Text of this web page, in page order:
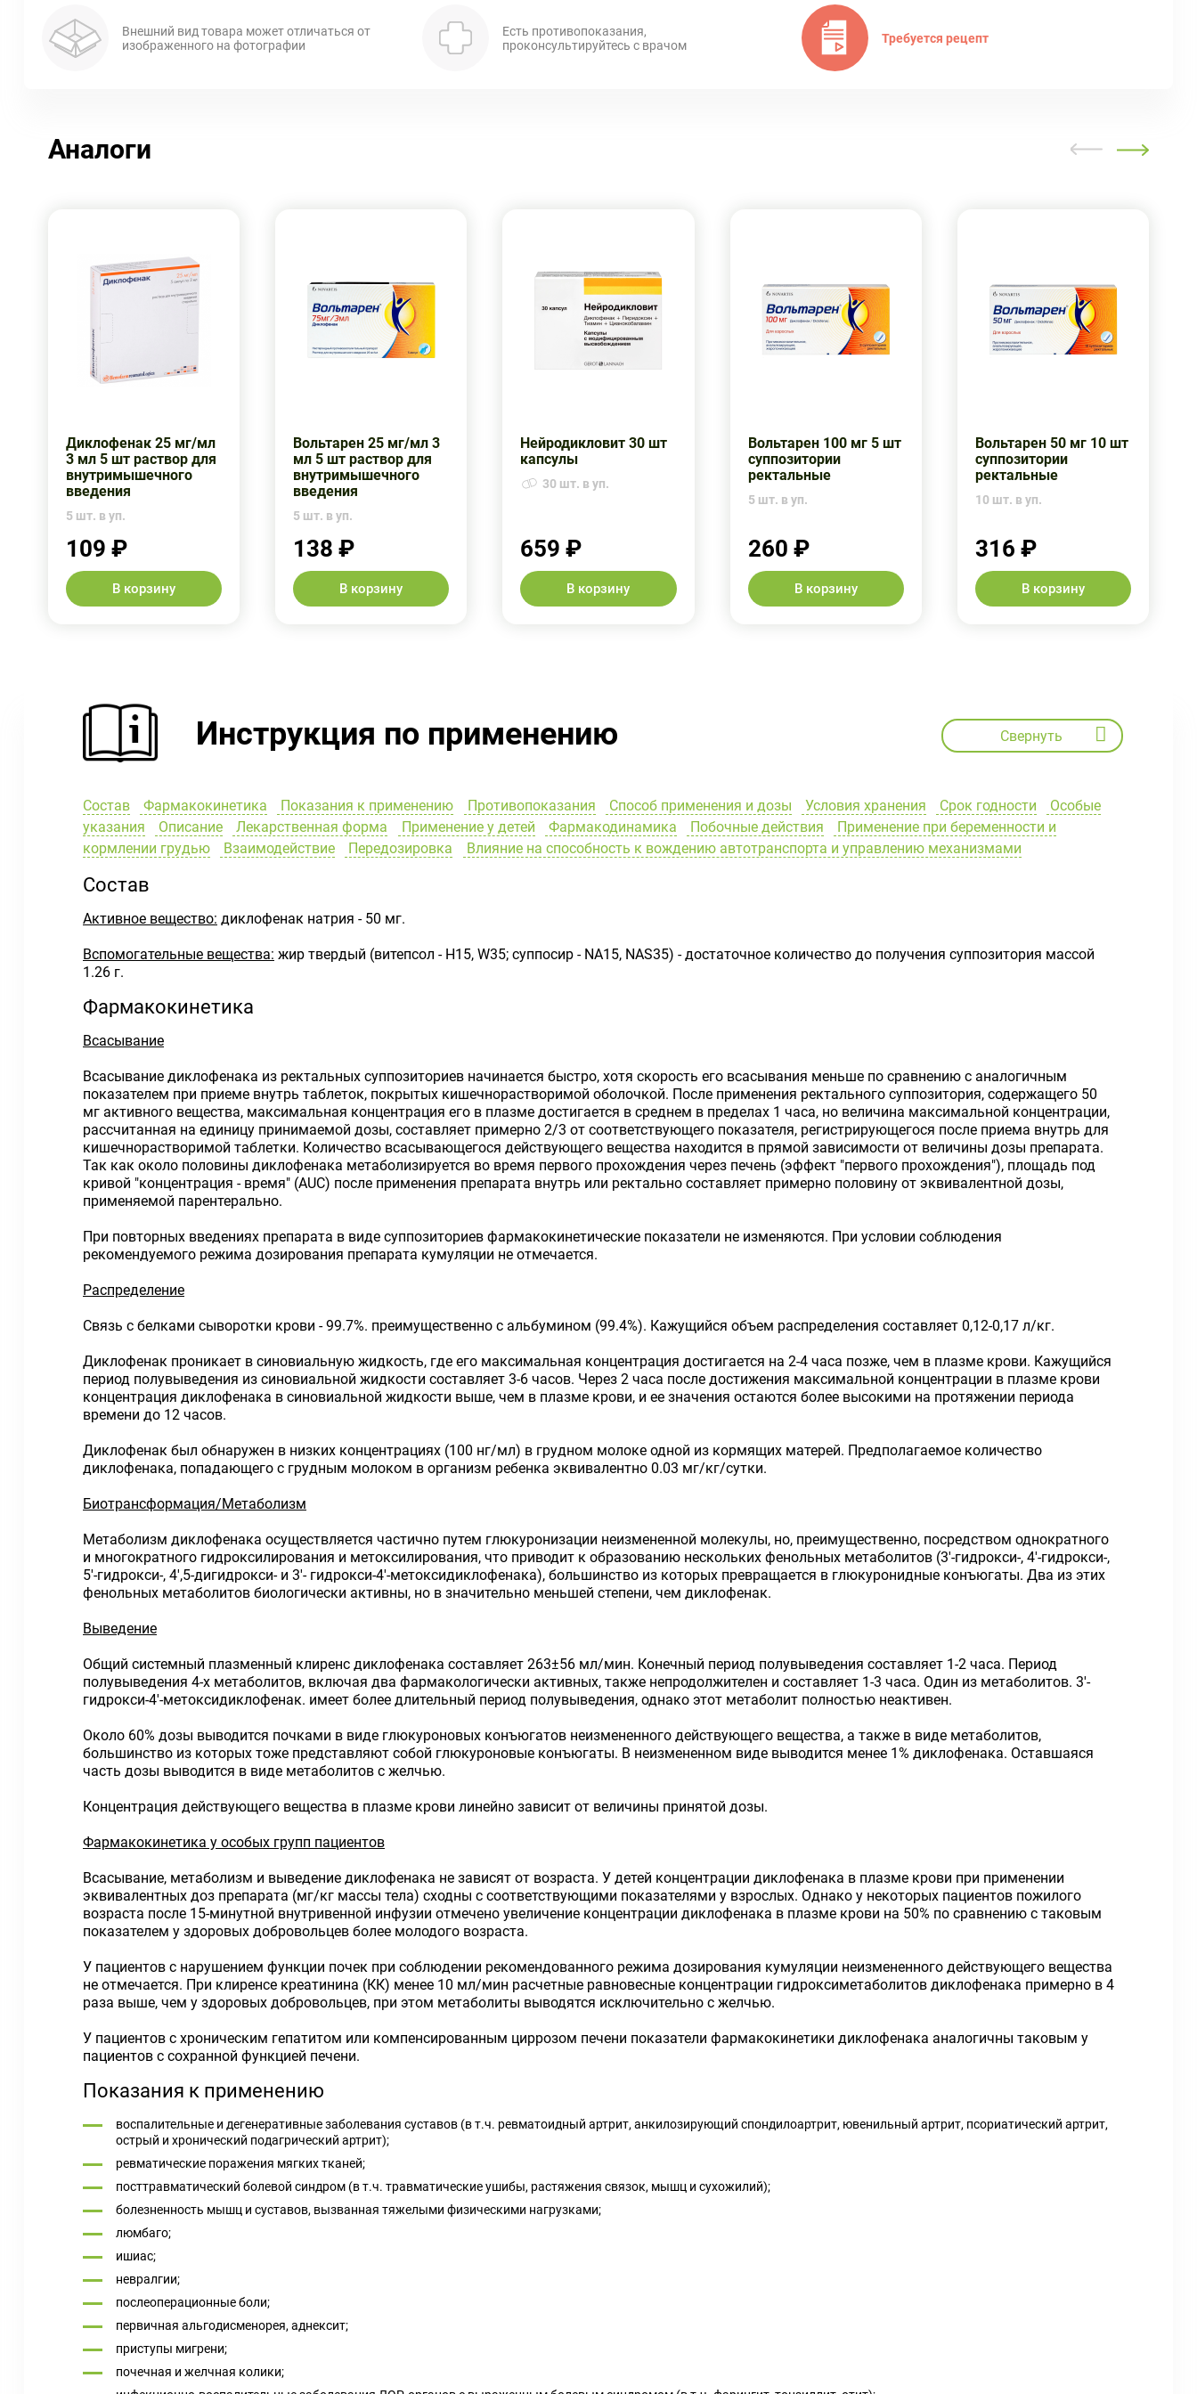
Внешний вид товара может отличаться от
изображенного на фотографии
Есть противопоказания,
проконсультируйтесь с врачом
Требуется рецепт
Аналоги
Диклофенак 25 мг/мл
3 мл 5 шт раствор для
внутримышечного
введения
5 шт. в уп.
109 ₽
В корзину
Вольтарен 25 мг/мл 3
мл 5 шт раствор для
внутримышечного
введения
5 шт. в уп.
138 ₽
В корзину
Нейродикловит 30 шт
капсулы
30 шт. в уп.
659 ₽
В корзину
Вольтарен 100 мг 5 шт
суппозитории
ректальные
5 шт. в уп.
260 ₽
В корзину
Вольтарен 50 мг 10 шт
суппозитории
ректальные
10 шт. в уп.
316 ₽
В корзину
Инструкция по применению Свернуть
Состав Фармакокинетика Показания к применению Противопоказания Способ применения и дозы Условия хранения Срок годности
Особые
указания
Описание Лекарственная форма Применение у детей Фармакодинамика Побочные действия
Применение при беременности и
кормлении грудью
Взаимодействие Передозировка Влияние на способность к вождению автотранспорта и управлению механизмами
Состав
Активное вещество: диклофенак натрия - 50 мг.
Вспомогательные вещества: жир твердый (витепсол - H15, W35; суппосир - NA15, NAS35) - достаточное количество до получения суппозитория массой
1.26 г.
Фармакокинетика
Всасывание
Всасывание диклофенака из ректальных суппозиториев начинается быстро, хотя скорость его всасывания меньше по сравнению с аналогичным
показателем при приеме внутрь таблеток, покрытых кишечнорастворимой оболочкой. После применения ректального суппозитория, содержащего 50
мг активного вещества, максимальная концентрация его в плазме достигается в среднем в пределах 1 часа, но величина максимальной концентрации,
рассчитанная на единицу принимаемой дозы, составляет примерно 2/3 от соответствующего показателя, регистрирующегося после приема внутрь для
кишечнорастворимой таблетки. Количество всасывающегося действующего вещества находится в прямой зависимости от величины дозы препарата.
Так как около половины диклофенака метаболизируется во время первого прохождения через печень (эффект "первого прохождения"), площадь под
кривой "концентрация - время" (AUC) после применения препарата внутрь или ректально составляет примерно половину от эквивалентной дозы,
применяемой парентерально.
При повторных введениях препарата в виде суппозиториев фармакокинетические показатели не изменяются. При условии соблюдения
рекомендуемого режима дозирования препарата кумуляции не отмечается.
Распределение
Связь с белками сыворотки крови - 99.7%. преимущественно с альбумином (99.4%). Кажущийся объем распределения составляет 0,12-0,17 л/кг.
Диклофенак проникает в синовиальную жидкость, где его максимальная концентрация достигается на 2-4 часа позже, чем в плазме крови. Кажущийся
период полувыведения из синовиальной жидкости составляет 3-6 часов. Через 2 часа после достижения максимальной концентрации в плазме крови
концентрация диклофенака в синовиальной жидкости выше, чем в плазме крови, и ее значения остаются более высокими на протяжении периода
времени до 12 часов.
Диклофенак был обнаружен в низких концентрациях (100 нг/мл) в грудном молоке одной из кормящих матерей. Предполагаемое количество
диклофенака, попадающего с грудным молоком в организм ребенка эквивалентно 0.03 мг/кг/сутки.
Биотрансформация/Метаболизм
Метаболизм диклофенака осуществляется частично путем глюкуронизации неизмененной молекулы, но, преимущественно, посредством однократного
и многократного гидроксилирования и метоксилирования, что приводит к образованию нескольких фенольных метаболитов (3'-гидрокси-, 4'-гидрокси-,
5'-гидрокси-, 4',5-дигидрокси- и 3'- гидрокси-4'-метоксидиклофенака), большинство из которых превращается в глюкуронидные конъюгаты. Два из этих
фенольных метаболитов биологически активны, но в значительно меньшей степени, чем диклофенак.
Выведение
Общий системный плазменный клиренс диклофенака составляет 263±56 мл/мин. Конечный период полувыведения составляет 1-2 часа. Период
полувыведения 4-х метаболитов, включая два фармакологически активных, также непродолжителен и составляет 1-3 часа. Один из метаболитов. 3'-
гидрокси-4'-метоксидиклофенак. имеет более длительный период полувыведения, однако этот метаболит полностью неактивен.
Около 60% дозы выводится почками в виде глюкуроновых конъюгатов неизмененного действующего вещества, а также в виде метаболитов,
большинство из которых тоже представляют собой глюкуроновые конъюгаты. В неизмененном виде выводится менее 1% диклофенака. Оставшаяся
часть дозы выводится в виде метаболитов с желчью.
Концентрация действующего вещества в плазме крови линейно зависит от величины принятой дозы.
Фармакокинетика у особых групп пациентов
Всасывание, метаболизм и выведение диклофенака не зависят от возраста. У детей концентрации диклофенака в плазме крови при применении
эквивалентных доз препарата (мг/кг массы тела) сходны с соответствующими показателями у взрослых. Однако у некоторых пациентов пожилого
возраста после 15-минутной внутривенной инфузии отмечено увеличение концентрации диклофенака в плазме крови на 50% по сравнению с таковым
показателем у здоровых добровольцев более молодого возраста.
У пациентов с нарушением функции почек при соблюдении рекомендованного режима дозирования кумуляции неизмененного действующего вещества
не отмечается. При клиренсе креатинина (КК) менее 10 мл/мин расчетные равновесные концентрации гидроксиметаболитов диклофенака примерно в 4
раза выше, чем у здоровых добровольцев, при этом метаболиты выводятся исключительно с желчью.
У пациентов с хроническим гепатитом или компенсированным циррозом печени показатели фармакокинетики диклофенака аналогичны таковым у
пациентов с сохранной функцией печени.
Показания к применению
воспалительные и дегенеративные заболевания суставов (в т.ч. ревматоидный артрит, анкилозирующий спондилоартрит, ювенильный артрит, псориатический артрит,
острый и хронический подагрический артрит);
ревматические поражения мягких тканей;
посттравматический болевой синдром (в т.ч. травматические ушибы, растяжения связок, мышц и сухожилий);
болезненность мышц и суставов, вызванная тяжелыми физическими нагрузками;
люмбаго;
ишиас;
невралгии;
послеоперационные боли;
первичная альгодисменорея, аднексит;
приступы мигрени;
почечная и желчная колики;